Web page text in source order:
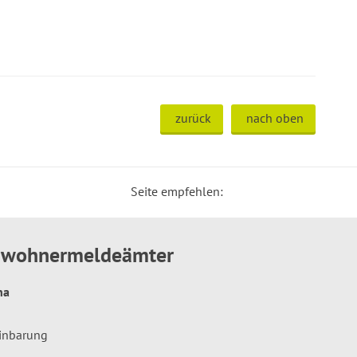
zurück nach oben
Seite empfehlen: